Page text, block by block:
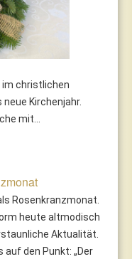
im christlichen
Kirchenjahr.
mit...
Rosenkranzmonat.
heute altmodisch
Aktualität.
den Punkt: „Der